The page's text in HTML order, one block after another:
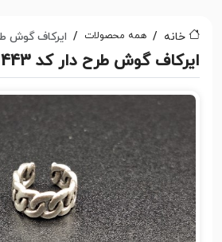
خانه همه محصولات ایرکاف گوش
ایرکاف گوش طرح دار کد 443